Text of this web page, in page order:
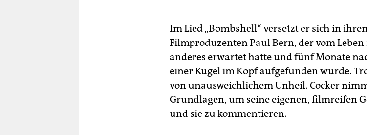
Im Lied „Bombshell“ versetzt er sich in
Filmproduzenten Paul Bern, der vom
anderes erwartet hatte und fünf Monate
einer Kugel im Kopf aufgefunden wurde.
von unausweichlichem Unheil. Cocker
Grundlagen, um seine eigenen, filmreifen
und sie zu kommentieren.